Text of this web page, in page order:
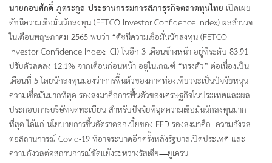
นายกอบศักดิ์ ภูตระกูล ประธานกรรมการสภาธุรกิจตลาดทุนไทย เปิดเผย
ดัชนีความเชื่อมั่นนักลงทุน (FETCO Investor Confidence Index) ผลสำรวจ
ในเดือนพฤษภาคม 2565 พบว่า “ดัชนีความเชื่อมั่นนักลงทุน (FETCO
Investor Confidence Index: ICI) ในอีก 3 เดือนข้างหน้า อยู่ที่ระดับ 83.91
ปรับตัวลดลง 12.1% จากเดือนก่อนหน้า อยู่ในเกณฑ์ “ทรงตัว” ต่อเนื่องเป็น
เดือนที่ 5 โดยนักลงทุนมองว่าการฟื้นต้วของภาคท่องเที่ยวจะเป็นปัจจัยหนุน
ความเชื่อมั่นมากที่สุด รองลงมาคือการฟื้นตัวของเศรษฐกิจในประเทศและผล
ประกอบการบริษัทจดทะเบียน สำหรับปัจจัยที่ฉุดความเชื่อมั่นนักลงทุนมาก
ที่สุด ได้แก่ นโยบายการขึ้นอัตราดอกเบี้ยของ FED รองลงมาคือ ความกังวล
ต่อสถานการณ์ Covid-19 ที่อาจระบาดอีกครั้งหลังรัฐบาลเปิดประเทศ และ
ความกังวลต่อสถานการณ์ขัดแย้งระหว่างรัสเซีย—ยูเครน